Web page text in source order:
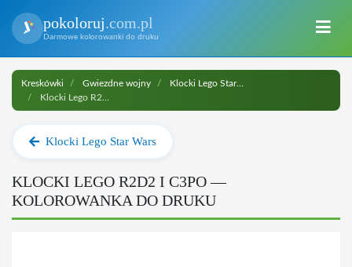
pokoloruj.com.pl
Darmowe kolorowanki do druku
Kreskówki Gwiezdne wojny
Klocki Lego Star Wars
Klocki Lego R2D2 i C3PO do druku
Klocki Lego Star Wars
KLOCKI LEGO R2D2 I C3PO —
KOLOROWANKA DO DRUKU